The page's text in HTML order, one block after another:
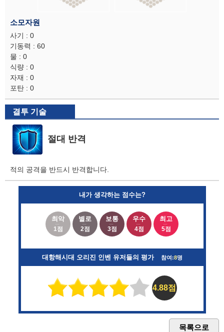
소모자원
사기 : 0
기동력 : 60
물 : 0
식량 : 0
자재 : 0
포탄 : 0
결투 기술
절대 반격
적의 공격을 반드시 반격합니다.
내가 생각하는 점수는?
최악
1점
별로
2점
보통
3점
우수
4점
최고
5점
대항해시대 오리진 인벤 유저들의 평가 참여:8명
4.88점
목록으로